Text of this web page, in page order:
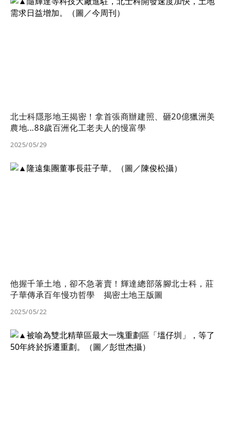
北士科隱形地王揭密！拿首張商辦建照、砸20億獵洲美
農地...88歲百洲化工老夫人的慢富學
2025/05/29
他握千筆土地，卻不急著賣！輝達總部落腳北士科，莊
子華傳承百年慢功哲學 揭密土地王版圖
2025/05/22